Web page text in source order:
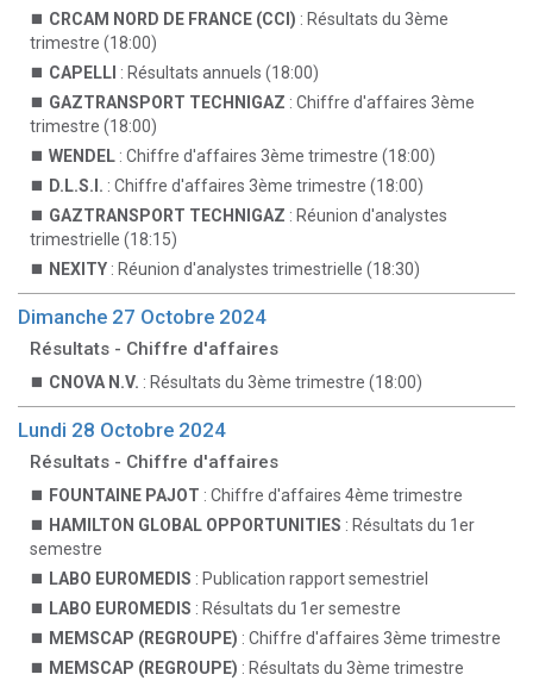
CRCAM NORD DE FRANCE (CCI) : Résultats du 3ème
trimestre (18:00)
CAPELLI : Résultats annuels (18:00)
GAZTRANSPORT TECHNIGAZ : Chiffre d'affaires 3ème
trimestre (18:00)
WENDEL : Chiffre d'affaires 3ème trimestre (18:00)
D.L.S.I. : Chiffre d'affaires 3ème trimestre (18:00)
GAZTRANSPORT TECHNIGAZ : Réunion d'analystes
trimestrielle (18:15)
NEXITY : Réunion d'analystes trimestrielle (18:30)
Dimanche 27 Octobre 2024
Résultats - Chiffre d'affaires
CNOVA N.V. : Résultats du 3ème trimestre (18:00)
Lundi 28 Octobre 2024
Résultats - Chiffre d'affaires
FOUNTAINE PAJOT : Chiffre d'affaires 4ème trimestre
HAMILTON GLOBAL OPPORTUNITIES : Résultats du 1er
semestre
LABO EUROMEDIS : Publication rapport semestriel
LABO EUROMEDIS : Résultats du 1er semestre
MEMSCAP (REGROUPE) : Chiffre d'affaires 3ème trimestre
MEMSCAP (REGROUPE) : Résultats du 3ème trimestre